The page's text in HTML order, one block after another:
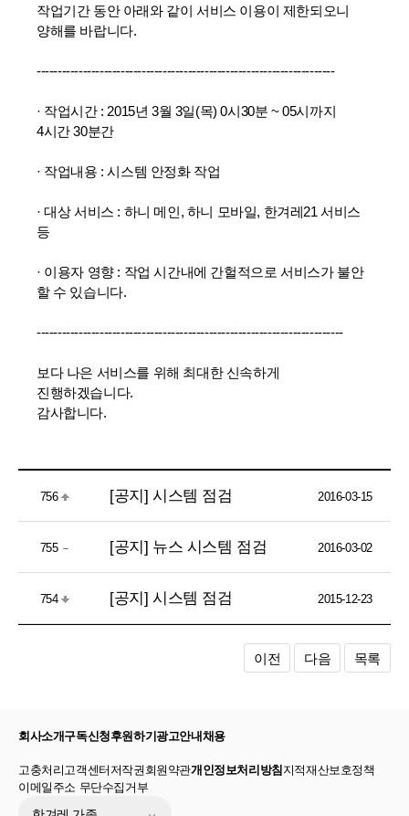
작업기간 동안 아래와 같이 서비스 이용이 제한되오니
양해를 바랍니다.
-----------------------------------------------------------------------
· 작업시간 : 2015년 3월 3일(목) 0시30분 ~ 05시까지
4시간 30분간
· 작업내용 : 시스템 안정화 작업
· 대상 서비스 : 하니 메인, 하니 모바일, 한겨레21 서비스
등
· 이용자 영향 : 작업 시간내에 간헐적으로 서비스가 불안
할 수 있습니다.
-------------------------------------------------------------------------
보다 나은 서비스를 위해 최대한 신속하게
진행하겠습니다.
감사합니다.
756 [공지] 시스템 점검 2016-03-15
755 [공지] 뉴스 시스템 점검 2016-03-02
754 [공지] 시스템 점검 2015-12-23
이전 다음 목록
회사소개구독신청후원하기 광고안내채용
고충처리고객센터 저작권 회원약관개인정보처리방침 지적재산보호정책
이메일주소 무단수집거부